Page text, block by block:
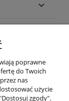
poprawne
do Twoich
nas
użycie
zgody".